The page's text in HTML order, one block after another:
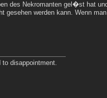
des Nekromanten gel�st hat
gesehen werden kann. Wenn
to disappointment.